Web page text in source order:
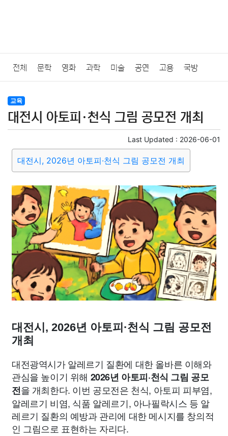
전체 문학 영화 과학 미술 공연 고용 국방
법률
질병 가요 방송 일상 주식 암호화폐 블록체인
결혼 육아 반려동물 패션 미용 증권 인테리어
대출 자동차 취미 여행 맛집 IT 컴퓨터 기술
종교 사회 정치 건강 의료 의학 경제 마케팅
부동산 외국어 교육 교통 생활 기타
교육
대전시 아토피·천식 그림 공모전 개최
Last Updated : 2026-06-01
대전시, 2026년 아토피·천식 그림 공모전 개최
대전시, 2026년 아토피·천식 그림 공모전
개최
대전광역시가 알레르기 질환에 대한 올바른 이해와
관심을 높이기 위해 2026년 아토피·천식 그림 공모
전을 개최한다. 이번 공모전은 천식, 아토피 피부염,
알레르기 비염, 식품 알레르기, 아나필락시스 등 알
레르기 질환의 예방과 관리에 대한 메시지를 창의적
인 그림으로 표현하는 자리다.